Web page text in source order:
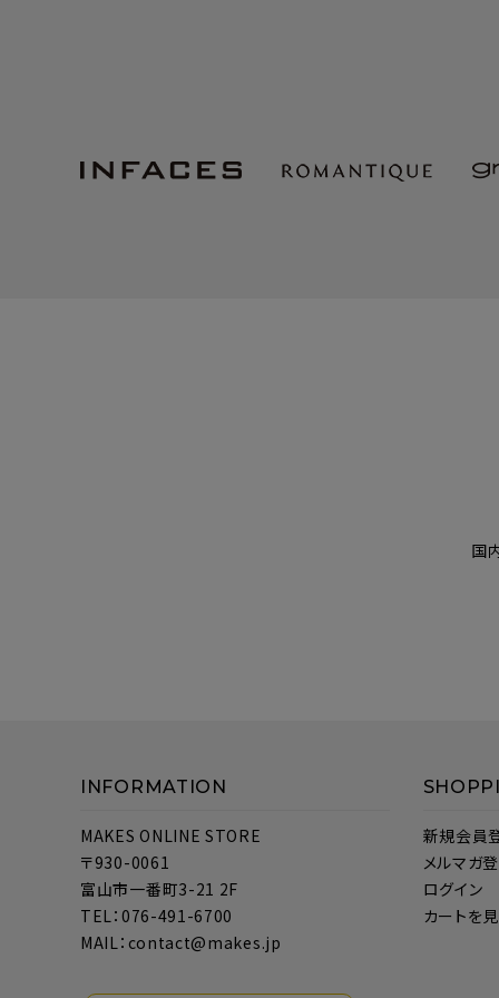
国
INFORMATION
MAKES ONLINE STORE
〒930-0061
富山市一番町3-21 2F
TEL：076-491-6700
MAIL：contact@makes.jp
新規会員
メルマガ
ログイン
カートを